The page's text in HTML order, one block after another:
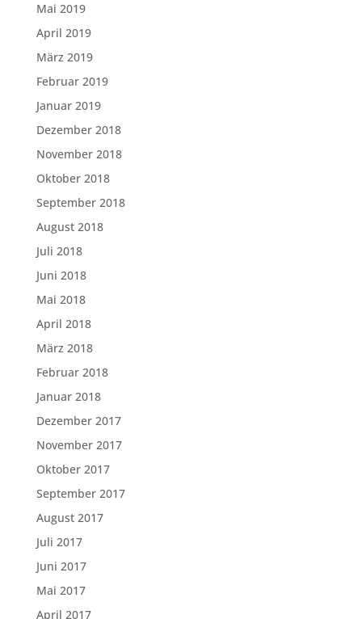
Mai 2019
April 2019
März 2019
Februar 2019
Januar 2019
Dezember 2018
November 2018
Oktober 2018
September 2018
August 2018
Juli 2018
Juni 2018
Mai 2018
April 2018
März 2018
Februar 2018
Januar 2018
Dezember 2017
November 2017
Oktober 2017
September 2017
August 2017
Juli 2017
Juni 2017
Mai 2017
April 2017